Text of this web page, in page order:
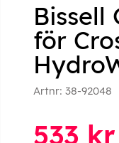
Bissell
för
Artnr: 38-92048
533 kr